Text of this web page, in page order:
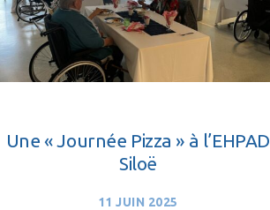
Une « Journée Pizza » à l’EHPAD
Siloë
11 JUIN 2025